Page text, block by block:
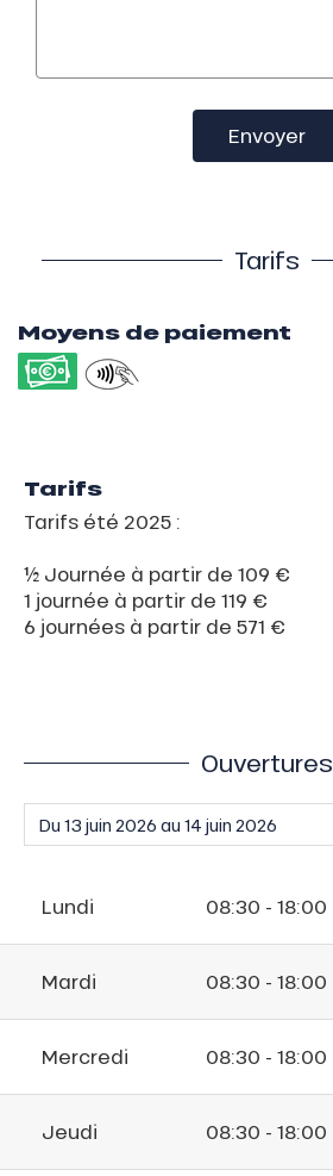
Envoyer
Tarifs
Moyens de paiement
Tarifs
Tarifs été 2025 :
½ Journée à partir de 109 €
1 journée à partir de 119 €
6 journées à partir de 571 €
Ouvertures
Lundi 08:30 - 18:00
Mardi 08:30 - 18:00
Mercredi 08:30 - 18:00
Jeudi 08:30 - 18:00